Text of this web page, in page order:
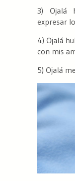
3) Ojalá
expresar
4)Ojalá
con mis
5) Ojalá